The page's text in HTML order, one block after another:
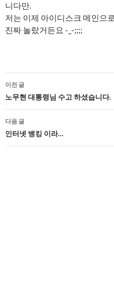
니다만.
저는 이제 아이디스크 메인으
진짜 놀랐거든요 -_-;;;;
글
네
비
게
이
이전 글
노무현 대통령님 수고 하셨습니다.
다음 글
인터넷 뱅킹 이라…